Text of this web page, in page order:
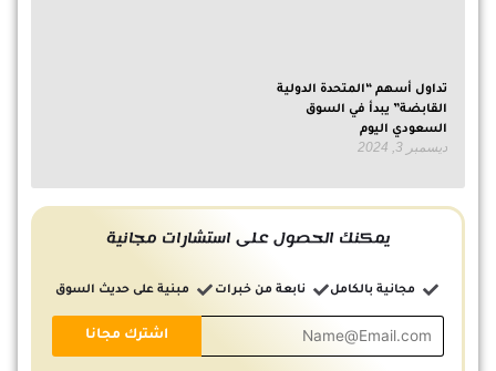
تداول أسهم “المتحدة الدولية
القابضة” يبدأ في السوق
السعودي اليوم
ديسمبر 3, 2024
يمكنك الحصول على استشارات مجانية
مجانية بالكامل نابعة من خبرات مبنية على حديث السوق